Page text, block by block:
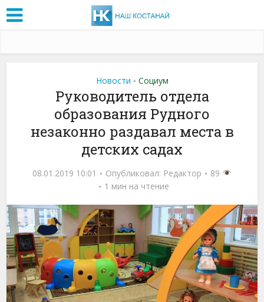
Новости • Социум
Руководитель отдела
образования Рудного
незаконно раздавал места в
детских садах
08.01.2019 10:01 Опубликовал: Редактор
89
1 мин на чтение